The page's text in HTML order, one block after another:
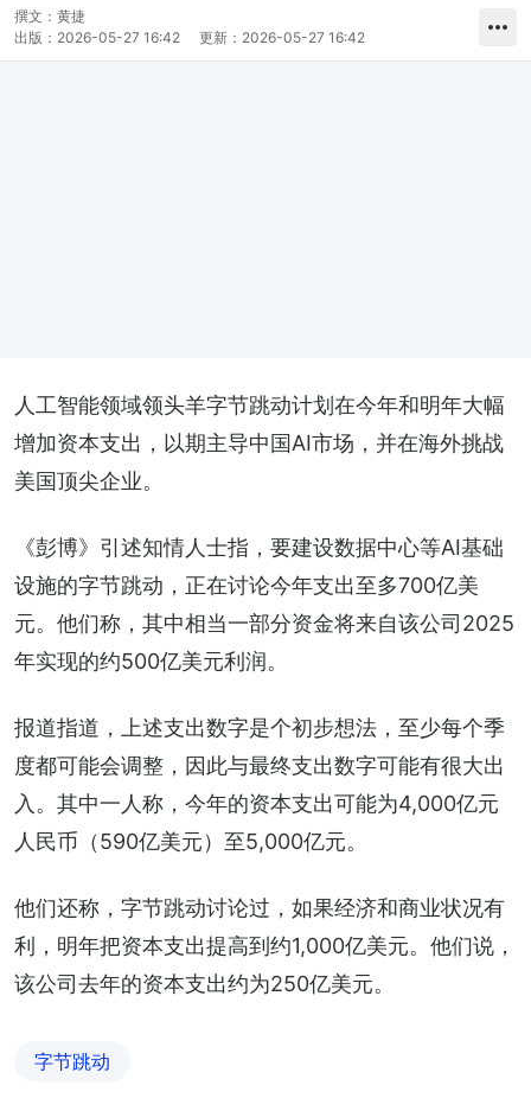
撰文： 黄捷
出版： 2026-05-27 16:42 更新： 2026-05-27 16:42
人工智能领域领头羊字节跳动计划在今年和明年大幅
增加资本支出，以期主导中国AI市场，并在海外挑战
美国顶尖企业。
《彭博》引述知情人士指，要建设数据中心等AI基础
设施的字节跳动，正在讨论今年支出至多700亿美
元。他们称，其中相当一部分资金将来自该公司2025
年实现的约500亿美元利润。
报道指道，上述支出数字是个初步想法，至少每个季
度都可能会调整，因此与最终支出数字可能有很大出
入。其中一人称，今年的资本支出可能为4,000亿元
人民币（590亿美元）至5,000亿元。
他们还称，字节跳动讨论过，如果经济和商业状况有
利，明年把资本支出提高到约1,000亿美元。他们说，
该公司去年的资本支出约为250亿美元。
字节跳动